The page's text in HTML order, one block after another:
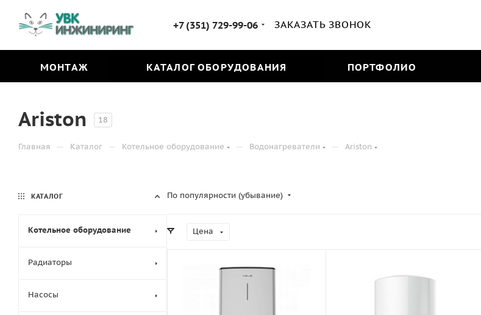
+7 (351) 729-99-06 ЗАКАЗАТЬ ЗВОНОК
МОНТАЖ КАТАЛОГ ОБОРУДОВАНИЯ ПОРТФОЛИО
Ariston 18
Главная — Каталог — Котельное оборудование — Водонагреватели — Ariston
По популярности (убывание)
Цена
КАТАЛОГ
Котельное оборудование
Радиаторы
Насосы